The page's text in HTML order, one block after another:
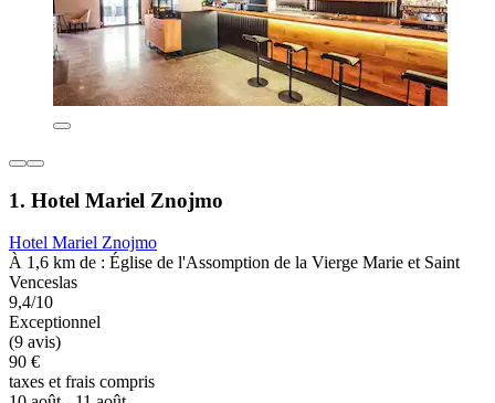
1. Hotel Mariel Znojmo
Hotel Mariel Znojmo
À 1,6 km de : Église de l'Assomption de la Vierge Marie et Saint
Venceslas
9,4/10
Exceptionnel
(9 avis)
90 €
taxes et frais compris